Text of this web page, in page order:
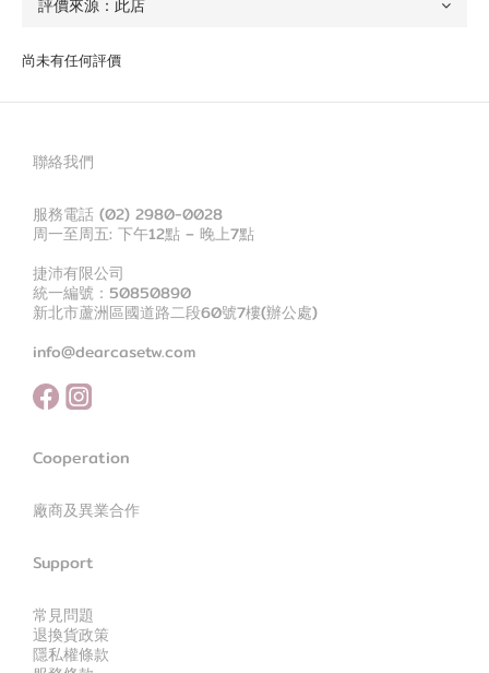
尚未有任何評價
聯絡我們
服務電話 (02) 2980-0028
周一至周五: 下午12點 – 晚上7點
捷沛有限公司
統一編號：50850890
新北市蘆洲區國道路二段60號7樓(辦公處)
info@dearcasetw.com
Cooperation
廠商及異業合作
Support
常見問題
退換貨政策
隱私權條款